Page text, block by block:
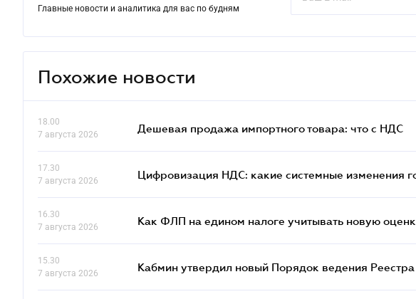
Главные новости и аналитика для вас по будням
Похожие новости
18.00
7 августа 2026
Дешевая продажа импортного товара: что c НДС
17.30
7 августа 2026
Цифровизация НДС: какие системные изменения
16.30
7 августа 2026
Как ФЛП на едином налоге учитывать новую
15.30
7 августа 2026
Кабмин утвердил новый Порядок ведения Реестра